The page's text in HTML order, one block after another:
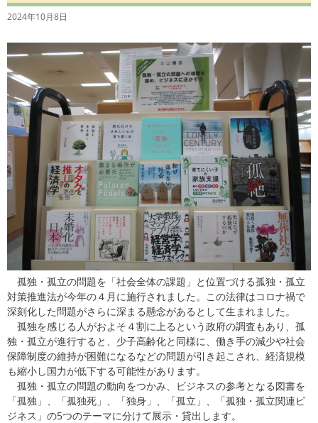
2024年10月8日
孤独・孤立の問題を「社会全体の課題」と位置づける孤独・孤立
対策推進法が今年の４月に施行されました。この法律はコロナ禍で
深刻化した問題がさらに深まる懸念があるとして生まれました。
孤独を感じる人がおよそ４割に上るという政府の調査もあり、孤
独・孤立が進行すると、少子高齢化と同様に、働き手の減少や社会
保障制度の維持が困難になるなどの問題が引き起こされ、経済規模
も縮小し国力が低下する可能性があります。
孤独・孤立の問題の動向をつかみ、ビジネスの参考となる図書を
「孤独」、「孤独死」、「独身」、「孤立」、「孤独・孤立関連ビ
ジネス」の5つのテーマに分けて展示・貸出します。